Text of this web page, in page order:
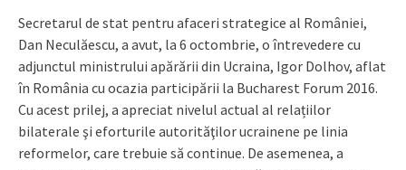
Secretarul de stat pentru afaceri strategice al României,
Dan Neculăescu, a avut, la 6 octombrie, o întrevedere cu
adjunctul ministrului apărării din Ucraina, Igor Dolhov, aflat
în România cu ocazia participării la Bucharest Forum 2016.
Cu acest prilej, a apreciat nivelul actual al relațiilor
bilaterale şi eforturile autorităţilor ucrainene pe linia
reformelor, care trebuie să continue. De asemenea, a